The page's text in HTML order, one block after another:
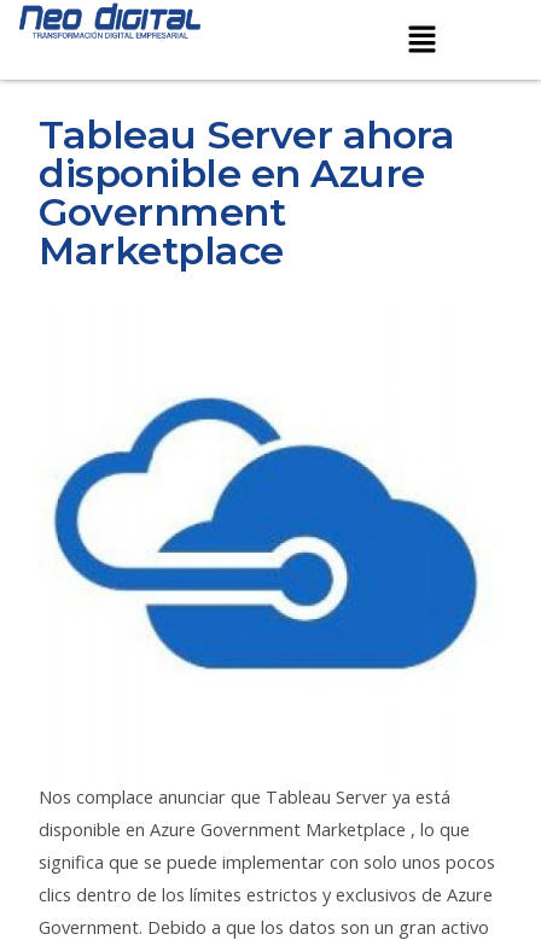
contenido
Menú
Tableau Server ahora
disponible en Azure
Government
Marketplace
Nos complace anunciar que Tableau Server ya está
disponible en Azure Government Marketplace , lo que
significa que se puede implementar con solo unos pocos
clics dentro de los límites estrictos y exclusivos de Azure
Government. Debido a que los datos son un gran activo
Navegación
entradas